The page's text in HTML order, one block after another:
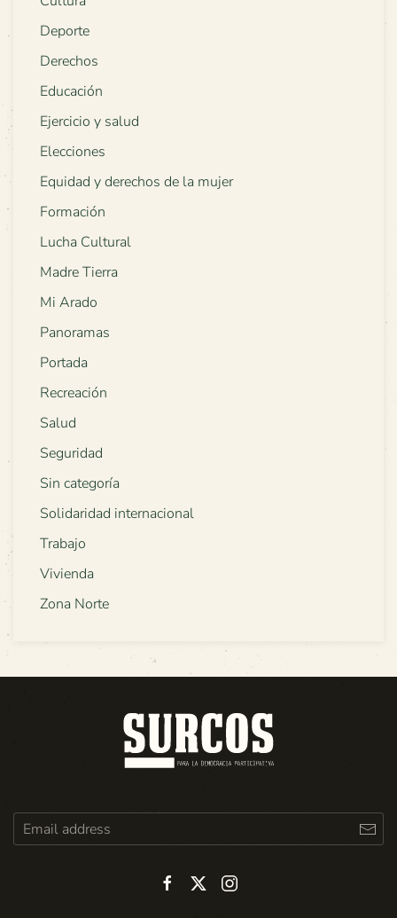
Deporte
Derechos
Educación
Ejercicio y salud
Elecciones
Equidad y derechos de la mujer
Formación
Lucha Cultural
Madre Tierra
Mi Arado
Panoramas
Portada
Recreación
Salud
Seguridad
Sin categoría
Solidaridad internacional
Trabajo
Vivienda
Zona Norte